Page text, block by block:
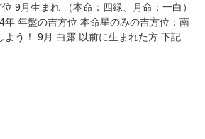
9月生まれ （本命：四緑、月命：一白）
年 年盤の吉方位 本命星のみの吉方位：南
う！ 9月 白露 以前に生まれた方 下記